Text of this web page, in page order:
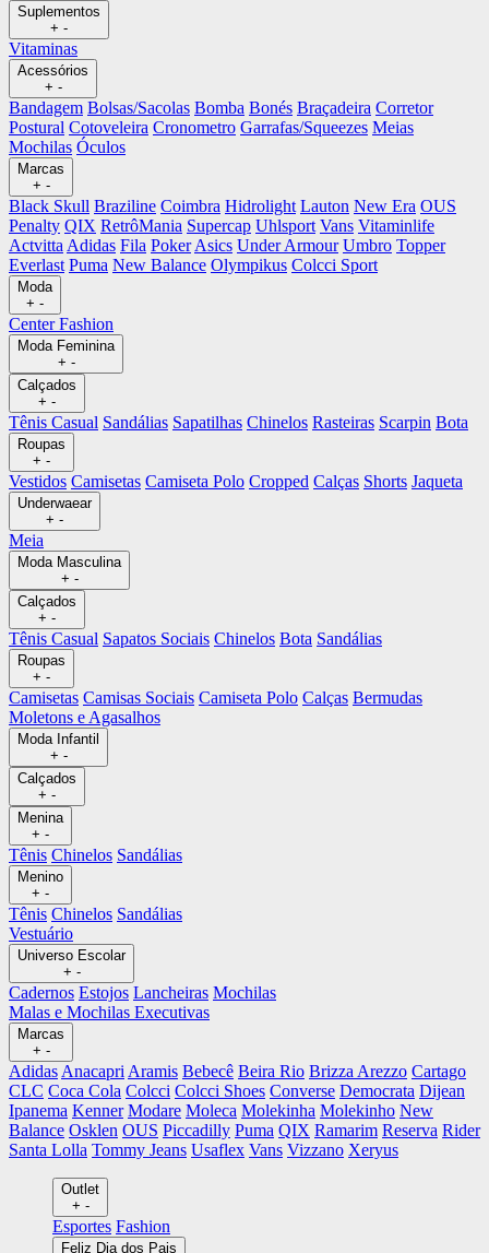
Suplementos
+ -
Vitaminas
Acessórios
+ -
Bandagem Bolsas/Sacolas Bomba Bonés Braçadeira Corretor
Postural Cotoveleira Cronometro Garrafas/Squeezes Meias
Mochilas Óculos
Marcas
+ -
Black Skull Braziline Coimbra Hidrolight Lauton New Era OUS
Penalty QIX RetrôMania Supercap Uhlsport Vans Vitaminlife
Actvitta Adidas Fila Poker Asics Under Armour Umbro Topper
Everlast Puma New Balance Olympikus Colcci Sport
Moda
+ -
Center Fashion
Moda Feminina
+ -
Calçados
+ -
Tênis Casual Sandálias Sapatilhas Chinelos Rasteiras Scarpin Bota
Roupas
+ -
Vestidos Camisetas Camiseta Polo Cropped Calças Shorts Jaqueta
Underwaear
+ -
Meia
Moda Masculina
+ -
Calçados
+ -
Tênis Casual Sapatos Sociais Chinelos Bota Sandálias
Roupas
+ -
Camisetas Camisas Sociais Camiseta Polo Calças Bermudas
Moletons e Agasalhos
Moda Infantil
+ -
Calçados
+ -
Menina
+ -
Tênis Chinelos Sandálias
Menino
+ -
Tênis Chinelos Sandálias
Vestuário
Universo Escolar
+ -
Cadernos Estojos Lancheiras Mochilas
Malas e Mochilas Executivas
Marcas
+ -
Adidas Anacapri Aramis Bebecê Beira Rio Brizza Arezzo Cartago
CLC Coca Cola Colcci Colcci Shoes Converse Democrata Dijean
Ipanema Kenner Modare Moleca Molekinha Molekinho New
Balance Osklen OUS Piccadilly Puma QIX Ramarim Reserva Rider
Santa Lolla Tommy Jeans Usaflex Vans Vizzano Xeryus
Outlet
+ -
Esportes Fashion
Feliz Dia dos Pais